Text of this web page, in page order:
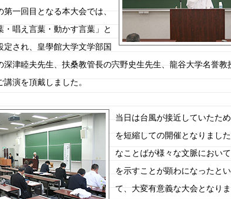
第一回目となる本大会では、
・唱え言葉・動かす言葉」と
定され、皇學館大学文学部国
深津睦夫先生、扶桑教管長の宍野史生先生、龍谷大学名誉教
講演を頂戴しました。
当日は台風が接近していたた
を短縮しての開催となりまし
なことばが様々な文脈におい
を示すことが顕わになったと
て、大変有意義な大会となりま